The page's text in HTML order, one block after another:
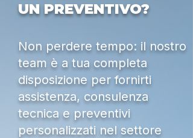
UN PREVENTIVO?
Non perdere tempo: il nostro
team è a tua completa
disposizione per fornirti
assistenza, consulenza
tecnica e preventivi
personalizzati nel settore